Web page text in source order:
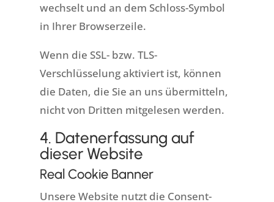
wechselt und an dem Schloss-Symbol
in Ihrer Browserzeile.
Wenn die SSL- bzw. TLS-
Verschlüsselung aktiviert ist, können
die Daten, die Sie an uns übermitteln,
nicht von Dritten mitgelesen werden.
4. Datenerfassung auf
dieser Website
Real Cookie Banner
Unsere Website nutzt die Consent-